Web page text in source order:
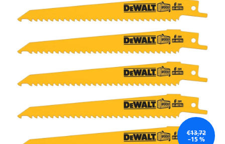
0,0
z
hviezdičiek.
€13,72
–15 %